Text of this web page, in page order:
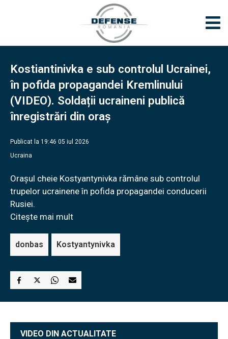
Kostiantinivka e sub controlul Ucrainei,
în pofida propagandei Kremlinului
(VIDEO). Soldații ucraineni publică
înregistrări din oraș
Publicat la 19:46 05 iul 2026
Ucraina
Orașul cheie Kostyantynivka rămâne sub controlul
trupelor ucrainene în pofida propagandei conducerii
Rusiei.
Citește mai mult
donbas Kostyantynivka
VIDEO DIN ACTUALITATE